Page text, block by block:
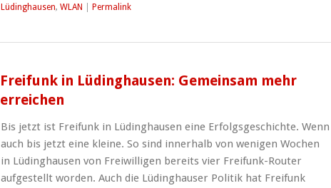
Lüdinghausen, WLAN Permalink
Freifunk in Lüdinghausen: Gemeinsam mehr
erreichen
Bis jetzt ist Freifunk in Lüdinghausen eine Erfolgsgeschichte. Wenn
auch bis jetzt eine kleine. So sind innerhalb von wenigen Wochen
in Lüdinghausen von Freiwilligen bereits vier Freifunk-Router
aufgestellt worden. Auch die Lüdinghauser Politik hat Freifunk